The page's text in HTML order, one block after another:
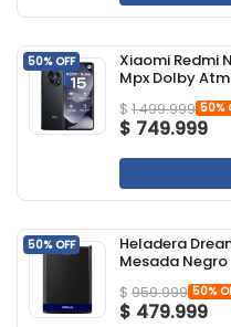
50% OFF
Xiaomi Redmi
Mpx Dolby
$ 1.499.999 50%
$ 749.999
50% OFF
Heladera
Mesada Negro
$ 959.999 50%
$ 479.999